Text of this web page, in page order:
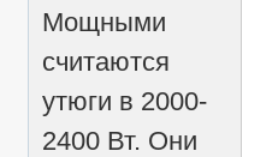
Мощными
считаются
утюги в 2000-
2400 Вт. Они